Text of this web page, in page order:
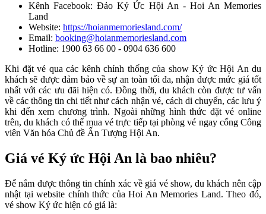
Kênh Facebook: Đảo Ký Ức Hội An - Hoi An Memories
Land
Website: https://hoianmemoriesland.com/
Email: booking@hoianmemoriesland.com
Hotline: 1900 63 66 00 - 0904 636 600
Khi đặt vé qua các kênh chính thống của show Ký ức Hội An du
khách sẽ được đảm bảo về sự an toàn tối đa, nhận được mức giá tốt
nhất với các ưu đãi hiện có. Đồng thời, du khách còn được tư vấn
về các thông tin chi tiết như cách nhận vé, cách di chuyển, các lưu ý
khi đến xem chương trình. Ngoài những hình thức đặt vé online
trên, du khách có thể mua vé trực tiếp tại phòng vé ngay cổng Công
viên Văn hóa Chủ đề Ấn Tượng Hội An.
Giá vé Ký ức Hội An là bao nhiêu?
Để nắm được thông tin chính xác về giá vé show, du khách nên cập
nhật tại website chính thức của Hoi An Memories Land. Theo đó,
vé show Ký ức hiện có giá là: